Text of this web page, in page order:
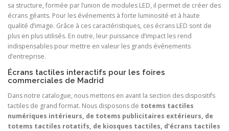
sa structure, formée par l’union de modules LED, il permet de créer des
écrans géants. Pour les événements à forte luminosité et à haute
qualité d’image. Grâce à ces caractéristiques, ces écrans LED sont de
plus en plus utilisés. En outre, leur puissance d’impact les rend
indispensables pour mettre en valeur les grands événements
d’entreprise.
Écrans tactiles interactifs pour les foires
commerciales de Madrid
Dans notre catalogue, nous mettons en avant la section des dispositifs
tactiles de grand format. Nous disposons de totems tactiles
numériques intérieurs, de totems publicitaires extérieurs, de
totems tactiles rotatifs, de kiosques tactiles, d’écrans tactiles